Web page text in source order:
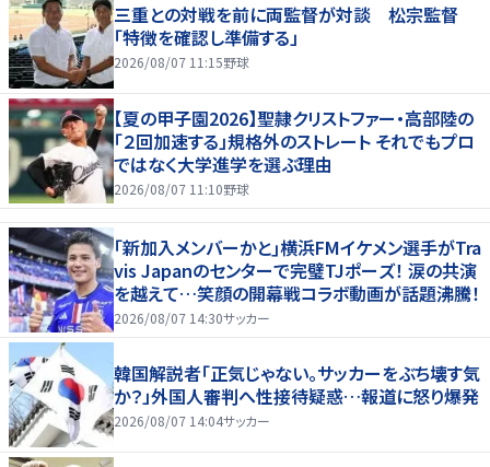
三重との対戦を前に両監督が対談 松宗監督
「特徴を確認し準備する」
2026/08/07 11:15野球
【夏の甲子園2026】聖隷クリストファー・高部陸の
「２回加速する」規格外のストレート それでもプロ
ではなく大学進学を選ぶ理由
2026/08/07 11:10野球
｢新加入メンバーかと｣横浜FMイケメン選手がTra
vis Japanのセンターで完璧TJポーズ！ 涙の共演
を越えて…笑顔の開幕戦コラボ動画が話題沸騰！
2026/08/07 14:30サッカー
韓国解説者「正気じゃない。サッカーをぶち壊す気
か？」外国人審判へ性接待疑惑…報道に怒り爆発
2026/08/07 14:04サッカー